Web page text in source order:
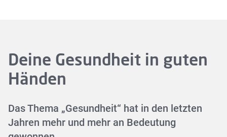
Deine Gesundheit in guten
Händen
Das Thema „Gesundheit“ hat in den letzten
Jahren mehr und mehr an Bedeutung